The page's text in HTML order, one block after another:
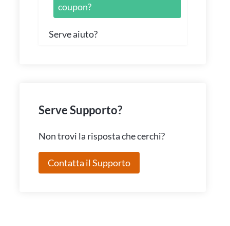
coupon?
Serve aiuto?
Serve Supporto?
Non trovi la risposta che cerchi?
Contatta il Supporto